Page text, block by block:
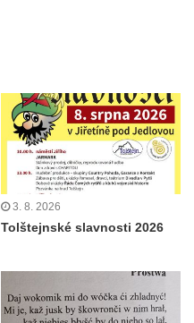
3. 8. 2026
Tolštejnské slavnosti 2026